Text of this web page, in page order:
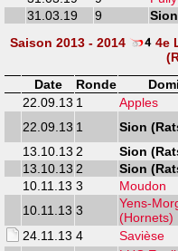
31.03.19
9
Saison 2013 - 2014
4e
Date
Ronde
22.09.13 1 Apples
22.09.13 1 Sion
13.10.13 2 Sion
13.10.13 2 Sion
10.11.13 3 Moudon
10.11.13 3
Yens-
(Hornets)
24.11.13 4 Savièse